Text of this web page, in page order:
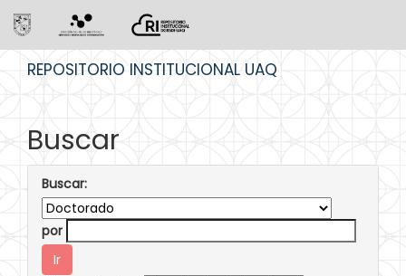
REPOSITORIO INSTITUCIONAL UAQ
Buscar
Buscar:
por